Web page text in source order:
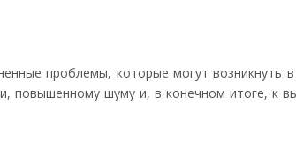
проблемы, которые могут возникнуть
повышенному шуму и, в конечном итоге, к